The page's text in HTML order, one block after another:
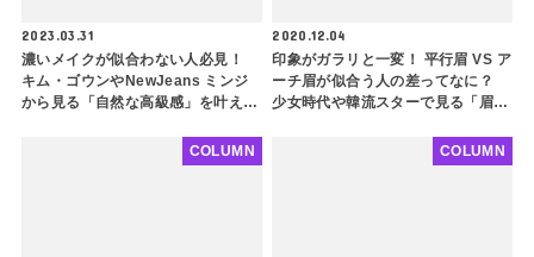
2023.03.31
濃いメイクが似合わない人必見！
キム・ゴウンやNewJeans ミンジ
から見る「自然な高級感」を叶える
ントーンメイクって何？ 10代にも
おすすめの大流行テクニックをご紹
2020.12.04
印象がガラリと一変！ 平行眉 VS ア
ーチ眉が似合う人の差ってなに？
少女時代や韓流スターで見る「眉毛
COLUMN COLUMN